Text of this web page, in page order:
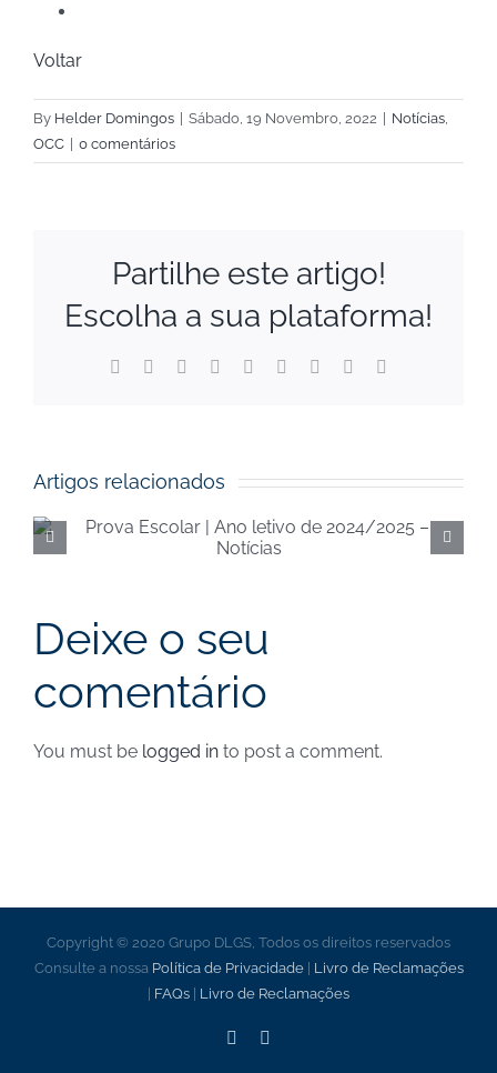
Voltar
By Helder Domingos | Sábado, 19 Novembro, 2022 | Notícias
OCC | 0 comentários
Partilhe este artigo!
Escolha a sua plataforma!
Facebook Reddit LinkedInWhatsApp
TumblrPinterest
Artigos relacionados
Execução orçamental da
Segurança Social de
Deixe o seu
comentário
You must be logged in to post a comment.
Copyright © 2020 Grupo DLGS, Todos os direitos reservados
Consulte a nossa Política de Privacidade| Livro de Reclamações
FAQs Livro de Reclamações
Facebook